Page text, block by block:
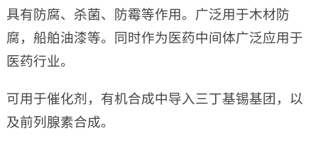
具有防腐、杀菌、防霉等作用。广泛用于木材防
腐，船舶油漆等。同时作为医药中间体广泛应用于
医药行业。
可用于催化剂，有机合成中导入三丁基锡基团，以
及前列腺素合成。